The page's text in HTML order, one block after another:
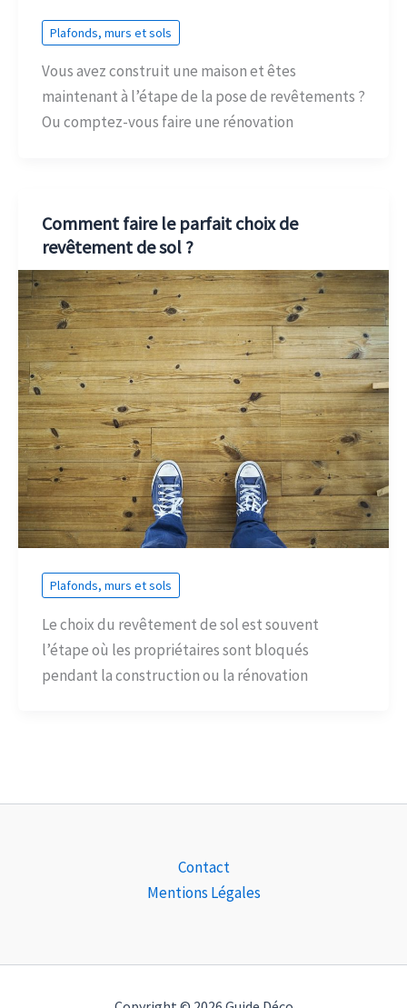
Plafonds, murs et sols
Vous avez construit une maison et êtes
maintenant à l’étape de la pose de revêtements ?
Ou comptez-vous faire une rénovation
Comment faire le parfait choix de
revêtement de sol ?
Plafonds, murs et sols
Le choix du revêtement de sol est souvent
l’étape où les propriétaires sont bloqués
pendant la construction ou la rénovation
Contact
Mentions Légales